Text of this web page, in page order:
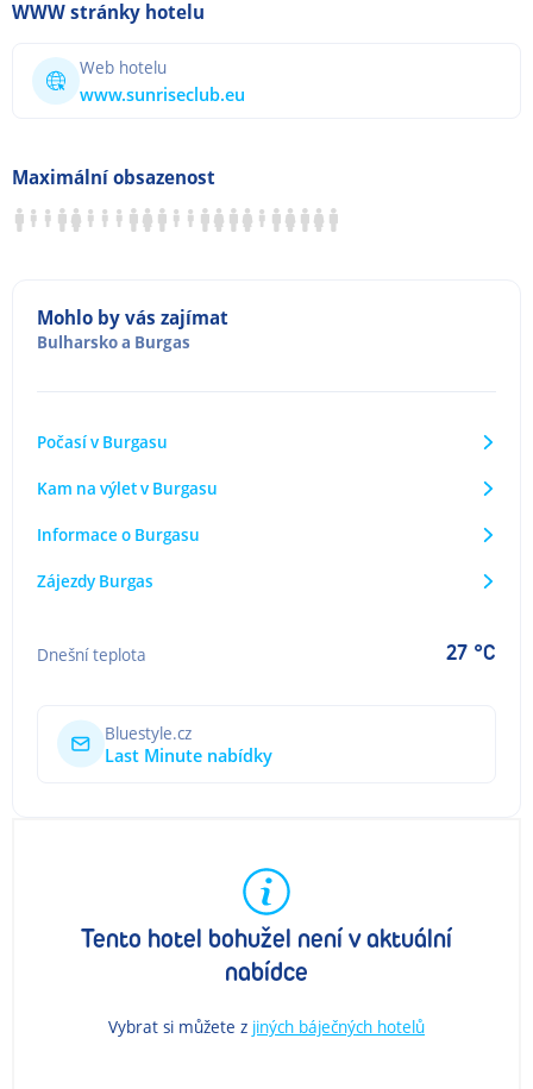
WWW stránky hotelu
Web hotelu
www.sunriseclub.eu
Maximální obsazenost
Mohlo by vás zajímat
Bulharskoa Burgas
Počasí v Burgasu
Kam na výlet v Burgasu
Informace o Burgasu
Zájezdy Burgas
Dnešní teplota 27 °C
Bluestyle.cz
Last Minute nabídky
Tento hotel bohužel není v aktuální
nabídce
Vybrat si můžete z jiných báječných hotelů